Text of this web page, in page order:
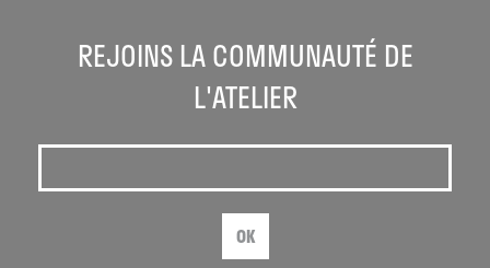
REJOINS LA COMMUNAUTÉ DE
L'ATELIER
OK